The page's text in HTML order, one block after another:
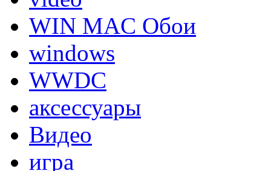
WIN MAC Обои
windows
WWDC
аксессуары
Видео
игра